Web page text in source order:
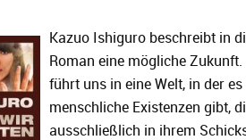
Kazuo Ishiguro beschreibt in
Roman eine mögliche Zukunft.
führt uns in eine Welt, in der es
menschliche Existenzen gibt,
ausschließlich in ihrem